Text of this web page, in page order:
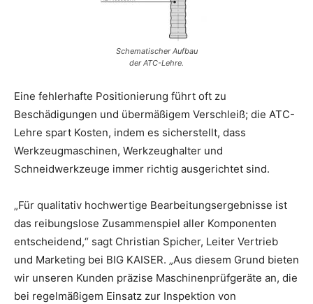
Schematischer Aufbau
der ATC-Lehre.
Eine fehlerhafte Positionierung führt oft zu
Beschädigungen und übermäßigem Verschleiß; die ATC-
Lehre spart Kosten, indem es sicherstellt, dass
Werkzeugmaschinen, Werkzeughalter und
Schneidwerkzeuge immer richtig ausgerichtet sind.
„Für qualitativ hochwertige Bearbeitungsergebnisse ist
das reibungslose Zusammenspiel aller Komponenten
entscheidend,“ sagt Christian Spicher, Leiter Vertrieb
und Marketing bei BIG KAISER. „Aus diesem Grund bieten
wir unseren Kunden präzise Maschinenprüfgeräte an, die
bei regelmäßigem Einsatz zur Inspektion von